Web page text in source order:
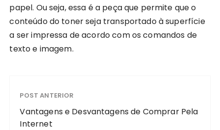
papel. Ou seja, essa é a peça que permite que o
conteúdo do toner seja transportado à superfície
a ser impressa de acordo com os comandos de
texto e imagem.
POST ANTERIOR
Vantagens e Desvantagens de Comprar Pela
Internet